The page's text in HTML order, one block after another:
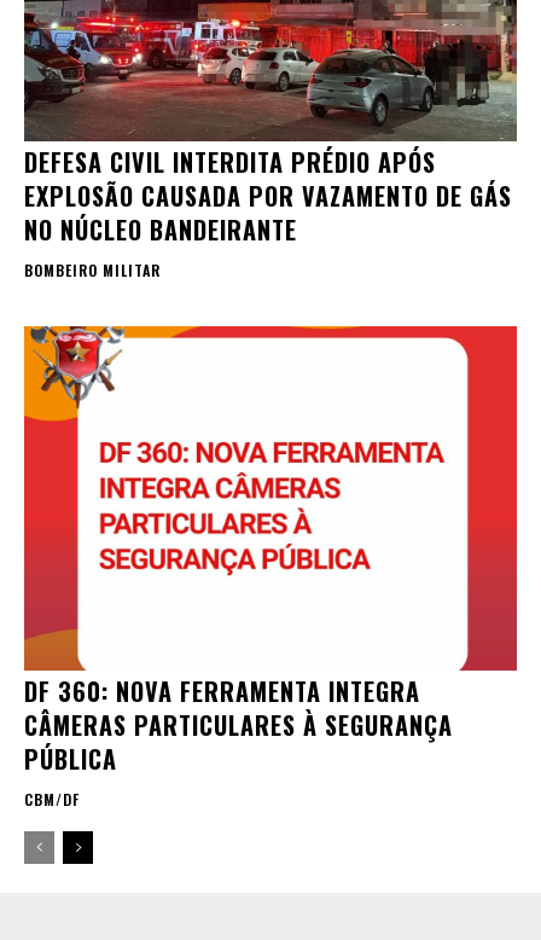
DEFESA CIVIL INTERDITA PRÉDIO APÓS
EXPLOSÃO CAUSADA POR VAZAMENTO DE GÁS
NO NÚCLEO BANDEIRANTE
BOMBEIRO MILITAR
DF 360: NOVA FERRAMENTA INTEGRA
CÂMERAS PARTICULARES À SEGURANÇA
PÚBLICA
CBM/DF